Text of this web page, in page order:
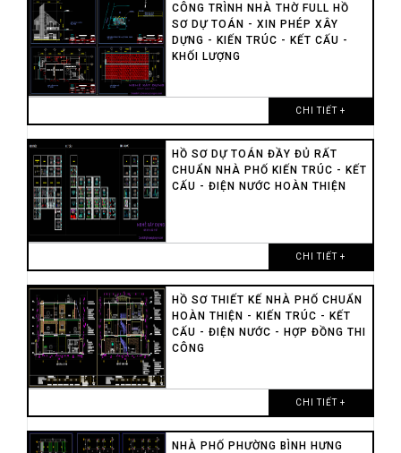
CÔNG TRÌNH NHÀ THỜ FULL HỒ
SƠ DỰ TOÁN - XIN PHÉP XÂY
DỰNG - KIẾN TRÚC - KẾT CẤU -
KHỐI LƯỢNG
CHI TIẾT +
HỒ SƠ DỰ TOÁN ĐẦY ĐỦ RẤT
CHUẨN NHÀ PHỐ KIẾN TRÚC - KẾT
CẤU - ĐIỆN NƯỚC HOÀN THIỆN
CHI TIẾT +
HỒ SƠ THIẾT KẾ NHÀ PHỐ CHUẨN
HOÀN THIỆN - KIẾN TRÚC - KẾT
CẤU - ĐIỆN NƯỚC - HỢP ĐỒNG THI
CÔNG
CHI TIẾT +
NHÀ PHỐ PHƯỜNG BÌNH HƯNG